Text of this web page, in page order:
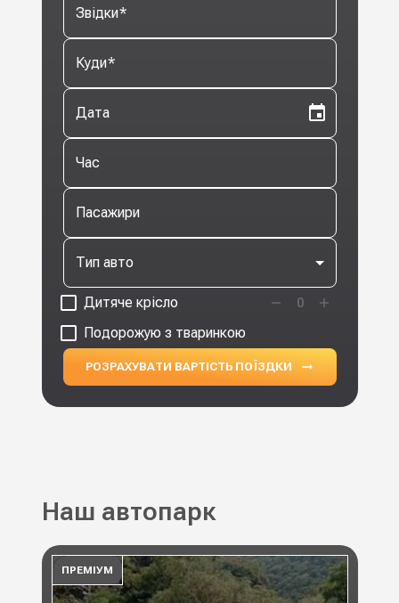
Звідки*
Куди*
Дата
Час
Пасажири
Тип авто
Дитяче крісло 0
Подорожую з тваринкою
РОЗРАХУВАТИ ВАРТІСТЬ ПОЇЗДКИ
Наш автопарк
ПРЕМІУМ